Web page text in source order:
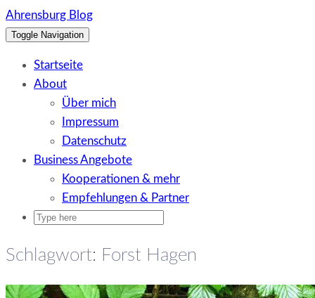
Skip
to
Ahrensburg Blog
Toggle Navigation
Startseite
About
Über mich
Impressum
Datenschutz
Business Angebote
Kooperationen & mehr
Empfehlungen & Partner
Schlagwort: Forst Hagen